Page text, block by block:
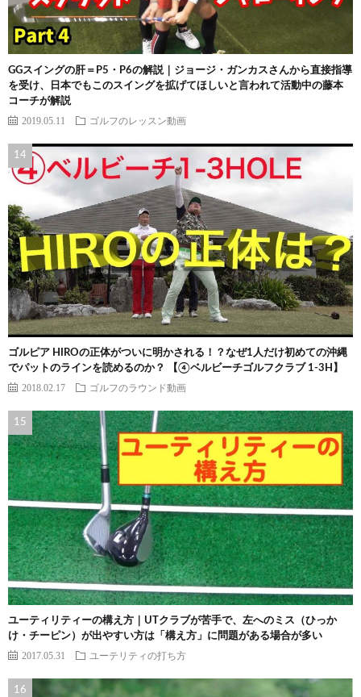
GGスイングの肝＝P5・P6の解説｜ジョージ・ガンカスさんから直接指導
を受け、日本でもこのスイングを拡げてほしいと言われて活動中の藤本
コーチが解説
2019.05.11 ゴルフのレッスン動画
ゴルピア HIROの正体がついに明かされる！？なぜ1人だけ初めての沖縄
でパットのラインを読めるのか？ 【④ベルビーチゴルフクラブ 1-3H】
2018.02.17 ゴルフのラウンド動画
ユーティリティーの構え方｜UTクラブが苦手で、左へのミス（ひっか
け・チーピン）が出やすい方は「構え方」に問題がある場合が多い
2017.05.31 ユーテリティの打ち方